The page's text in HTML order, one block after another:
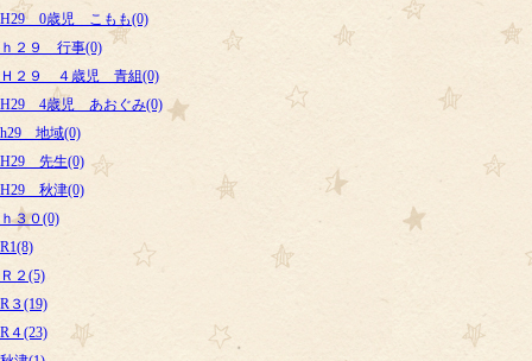
H29 0歳児 こもも(0)
ｈ２９ 行事(0)
Ｈ２９ ４歳児 青組(0)
H29 4歳児 あおぐみ(0)
h29 地域(0)
H29 先生(0)
H29 秋津(0)
ｈ３０(0)
R1(8)
Ｒ２(5)
R３(19)
R４(23)